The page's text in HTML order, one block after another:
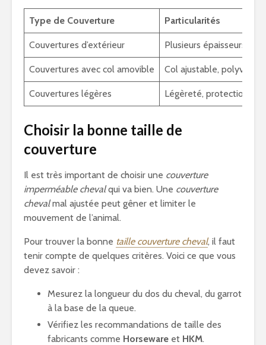
Type de Couverture Particularités
Couvertures d’extérieur Plusieurs épaisseurs,
Couvertures avec col amovible Col ajustable, polyvalent
Couvertures légères Légèreté, protection
Choisir la bonne taille de
couverture
Il est très important de choisir une couverture
imperméable chevalqui va bien. Une couverture
chevalmal ajustée peut gêner et limiter le
mouvement de l’animal.
Pour trouver la bonne taille couverture cheval, il faut
tenir compte de quelques critères. Voici ce que vous
devez savoir :
Mesurez la longueur du dos du cheval, du garrot
à la base de la queue.
Vérifiez les recommandations de taille des
fabricants comme Horseware et HKM.